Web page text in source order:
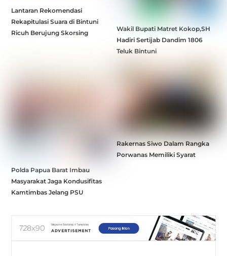
Lantaran Rekomendasi
Rekapitulasi Suara di Bintuni
Ricuh Berujung Skorsing
Wakil Bupati Matret Kokop,SH
Hadiri Sertijab Dandim 1806
Teluk Bintuni
Polda Papua Barat Imbau
Masyarakat Jaga Kondusifitas
Kamtimbas Jelang PSU
Rakernas Siwo Dalam Rangka
Porwanas Memiliki Syarat